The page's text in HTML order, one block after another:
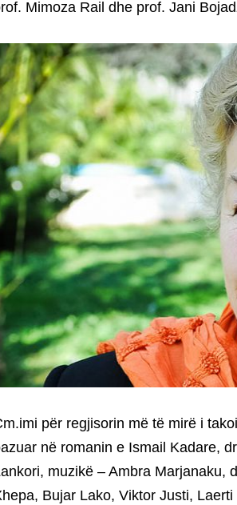
Mimoza Rail dhe prof. Jani
për regjisorin më të mirë i
në romanin e Ismail Kadare,
muzikë – Ambra Marjanaku,
Bujar Lako, Viktor Justi,